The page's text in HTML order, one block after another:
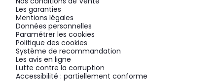
Les garanties
Mentions légales
Données personnelles
Paramétrer les cookies
Politique des cookies
Système de recommandation
Les avis en ligne
Lutte contre la corruption
Accessibilité : partiellement conforme